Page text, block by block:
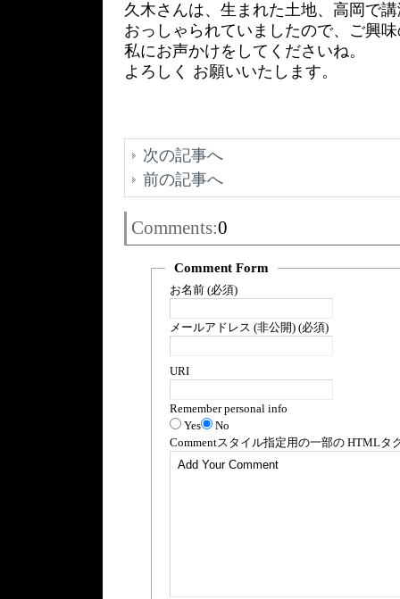
久木さんは、生まれた土地、高岡で
おっしゃられていましたので、ご興
私にお声かけをしてくださいね。
よろしく お願いいたします。
次の記事へ
前の記事へ
Comments:0
Comment Form
お名前 (必須)
メールアドレス (非公開) (必須)
URI
Remember personal info
Yes
No
Commentスタイル指定用の一部の HTMLタ